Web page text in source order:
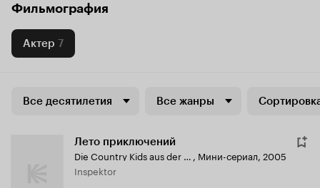
Фильмография
Актер 7
Все десятилетия Все жанры
Лето приключений
Die Country Kids aus der Steiermark , Мини-сериал, 2005
Inspektor